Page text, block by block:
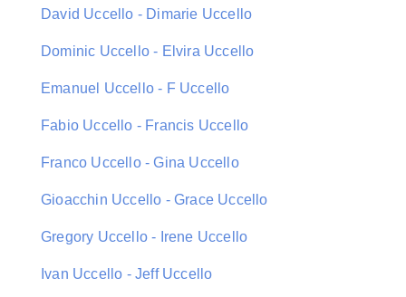
David Uccello - Dimarie Uccello
Dominic Uccello - Elvira Uccello
Emanuel Uccello - F Uccello
Fabio Uccello - Francis Uccello
Franco Uccello - Gina Uccello
Gioacchin Uccello - Grace Uccello
Gregory Uccello - Irene Uccello
Ivan Uccello - Jeff Uccello